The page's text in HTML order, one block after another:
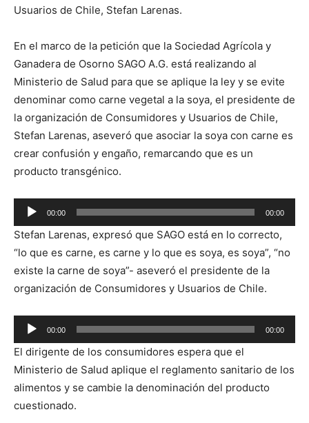
Usuarios de Chile, Stefan Larenas.
En el marco de la petición que la Sociedad Agrícola y
Ganadera de Osorno SAGO A.G. está realizando al
Ministerio de Salud para que se aplique la ley y se evite
denominar como carne vegetal a la soya, el presidente de
la organización de Consumidores y Usuarios de Chile,
Stefan Larenas, aseveró que asociar la soya con carne es
crear confusión y engaño, remarcando que es un
producto transgénico.
Reproductor
de
audio
00:00 00:00
Stefan Larenas, expresó que SAGO está en lo correcto,
“lo que es carne, es carne y lo que es soya, es soya”, “no
existe la carne de soya”- aseveró el presidente de la
organización de Consumidores y Usuarios de Chile.
Reproductor
de
audio
00:00 00:00
El dirigente de los consumidores espera que el
Ministerio de Salud aplique el reglamento sanitario de los
alimentos y se cambie la denominación del producto
cuestionado.